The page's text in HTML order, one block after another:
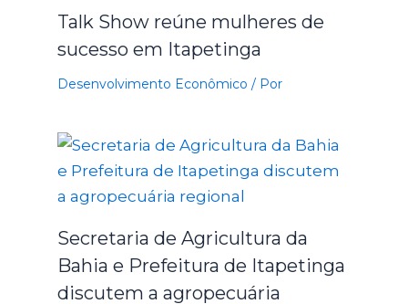
Talk Show reúne mulheres de
sucesso em Itapetinga
Desenvolvimento Econômico / Por
Secretaria de Agricultura da
Bahia e Prefeitura de Itapetinga
discutem a agropecuária